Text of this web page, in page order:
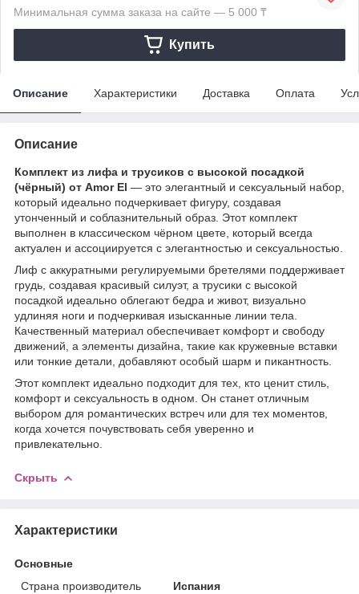
Минимальная сумма заказа на сайте — 5 000 ₸
Купить
Описание Характеристики Доставка Оплата
Описание
Комплект из лифа и трусиков с высокой посадкой
(чёрный) от Amor El — это элегантный и сексуальный набор,
который идеально подчеркивает фигуру, создавая
утонченный и соблазнительный образ. Этот комплект
выполнен в классическом чёрном цвете, который всегда
актуален и ассоциируется с элегантностью и сексуальностью.
Лиф с аккуратными регулируемыми бретелями поддерживает
грудь, создавая красивый силуэт, а трусики с высокой
посадкой идеально облегают бедра и живот, визуально
удлиняя ноги и подчеркивая изысканные линии тела.
Качественный материал обеспечивает комфорт и свободу
движений, а элементы дизайна, такие как кружевные вставки
или тонкие детали, добавляют особый шарм и пикантность.
Этот комплект идеально подходит для тех, кто ценит стиль,
комфорт и сексуальность в одном. Он станет отличным
выбором для романтических встреч или для тех моментов,
когда хочется почувствовать себя уверенно и
привлекательно.
Скрыть
Характеристики
Основные
Страна производитель
Испания